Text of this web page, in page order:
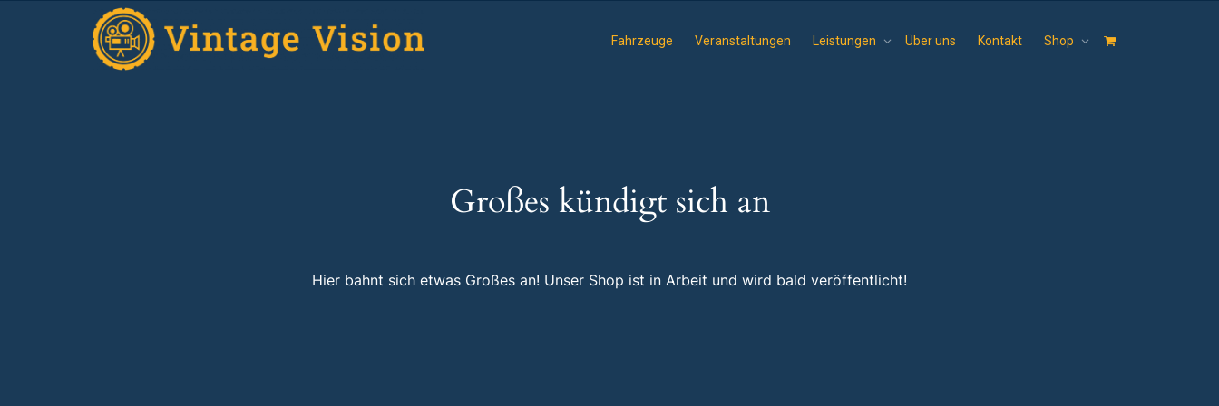
Fahrzeuge Veranstaltungen Leistungen Über uns Kontakt Shop
Großes kündigt sich an
Hier bahnt sich etwas Großes an! Unser Shop ist in Arbeit und wird bald veröffentlicht!